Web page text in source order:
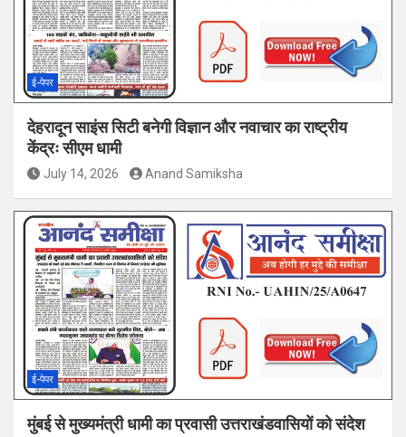
ई-पेपर
देहरादून साइंस सिटी बनेगी विज्ञान और नवाचार का राष्ट्रीय
केंद्रः सीएम धामी
July 14, 2026 Anand Samiksha
ई-पेपर
मुंबई से मुख्यमंत्री धामी का प्रवासी उत्तराखंडवासियों को संदेश